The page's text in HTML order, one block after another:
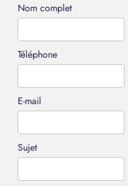
Nom complet
Téléphone
E-mail
Sujet